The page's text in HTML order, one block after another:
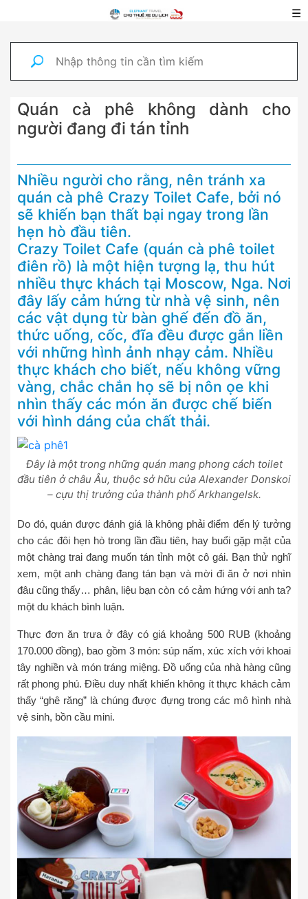
☰
Quán cà phê không dành cho
người đang đi tán tỉnh
Nhiều người cho rằng, nên tránh xa
quán cà phê Crazy Toilet Cafe, bởi nó
sẽ khiến bạn thất bại ngay trong lần
hẹn hò đầu tiên.
Crazy Toilet Cafe (quán cà phê toilet
điên rồ) là một hiện tượng lạ, thu hút
nhiều thực khách tại Moscow, Nga. Nơi
đây lấy cảm hứng từ nhà vệ sinh, nên
các vật dụng từ bàn ghế đến đồ ăn,
thức uống, cốc, đĩa đều được gắn liền
với những hình ảnh nhạy cảm. Nhiều
thực khách cho biết, nếu không vững
vàng, chắc chắn họ sẽ bị nôn ọe khi
nhìn thấy các món ăn được chế biến
với hình dáng của chất thải.
Đây là một trong những quán mang phong cách toilet
đầu tiên ở châu Âu, thuộc sở hữu của Alexander Donskoi
– cựu thị trưởng của thành phố Arkhangelsk.
Do đó, quán được đánh giá là không phải điểm đến lý tưởng
cho các đôi hẹn hò trong lần đầu tiên, hay buổi gặp mặt của
một chàng trai đang muốn tán tỉnh một cô gái. Bạn thử nghĩ
xem, một anh chàng đang tán bạn và mời đi ăn ở nơi nhìn
đâu cũng thấy… phân, liệu bạn còn có cảm hứng với anh ta?
một du khách bình luận.
Thực đơn ăn trưa ở đây có giá khoảng 500 RUB (khoảng
170.000 đồng), bao gồm 3 món: súp nấm, xúc xích với khoai
tây nghiền và món tráng miệng. Đồ uống của nhà hàng cũng
rất phong phú. Điều duy nhất khiến không ít thực khách cảm
thấy “ghê răng” là chúng được đựng trong các mô hình nhà
vệ sinh, bồn cầu mini.